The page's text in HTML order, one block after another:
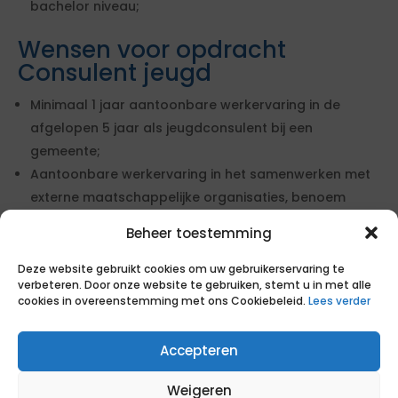
Beheer toestemming
Deze website gebruikt cookies om uw gebruikerservaring te
verbeteren. Door onze website te gebruiken, stemt u in met alle
cookies in overeenstemming met ons Cookiebeleid. Lees verder
Accepteren
Weigeren
bachelor niveau;
Wensen voor opdracht
Consulent jeugd
Minimaal 1 jaar aantoonbare werkervaring in de
afgelopen 5 jaar als jeugdconsulent bij een
gemeente;
Aantoonbare werkervaring in het samenwerken met
externe maatschappelijke organisaties, benoem
Aantoonbare afgeronde opleiding MWD of SPH op
minimaal hbo bachelor niveau.
Geïnteresseerd in deze opdracht?
Zo gaan wij te werk
1. Reageer op de opdracht
Consulent jeugd